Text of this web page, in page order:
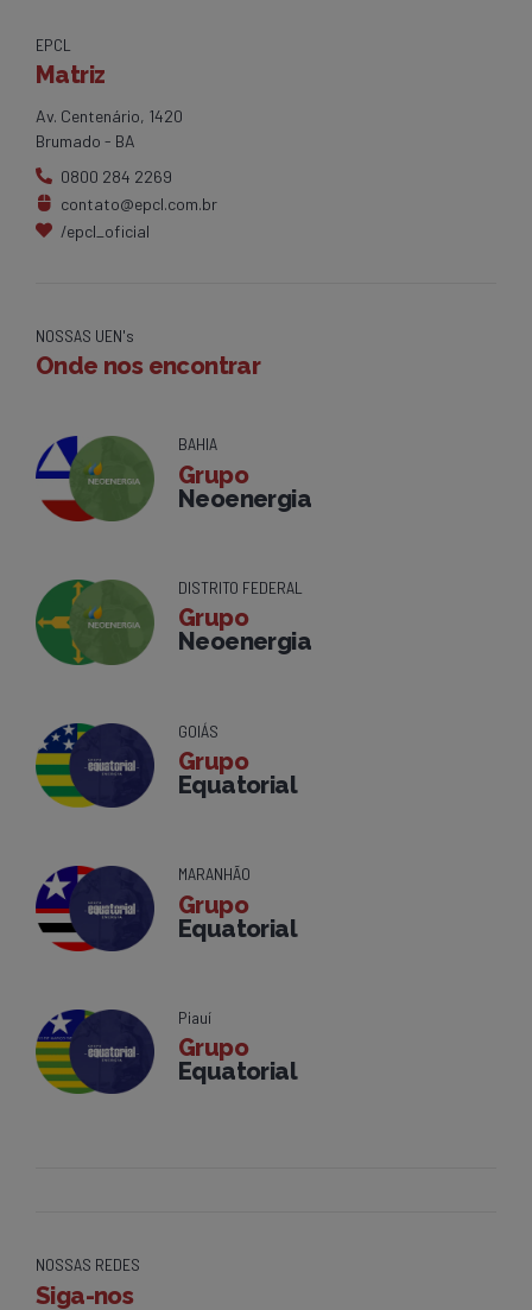
EPCL
Matriz
Av. Centenário, 1420
Brumado - BA
0800 284 2269
contato@epcl.com.br
/epcl_oficial
NOSSAS UEN's
Onde nos encontrar
BAHIA
Grupo
Neoenergia
DISTRITO FEDERAL
Grupo
Neoenergia
GOIÁS
Grupo
Equatorial
MARANHÃO
Grupo
Equatorial
Piauí
Grupo
Equatorial
NOSSAS REDES
Siga-nos